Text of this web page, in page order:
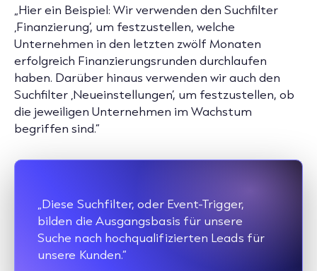
„Hier ein Beispiel: Wir verwenden den Suchfilter
‚Finanzierung‘, um festzustellen, welche
Unternehmen in den letzten zwölf Monaten
erfolgreich Finanzierungsrunden durchlaufen
haben. Darüber hinaus verwenden wir auch den
Suchfilter ‚Neueinstellungen‘, um festzustellen, ob
die jeweiligen Unternehmen im Wachstum
begriffen sind.“
„Diese Suchfilter, oder Event-Trigger,
bilden die Ausgangsbasis für unsere
Suche nach hochqualifizierten Leads für
unsere Kunden.“